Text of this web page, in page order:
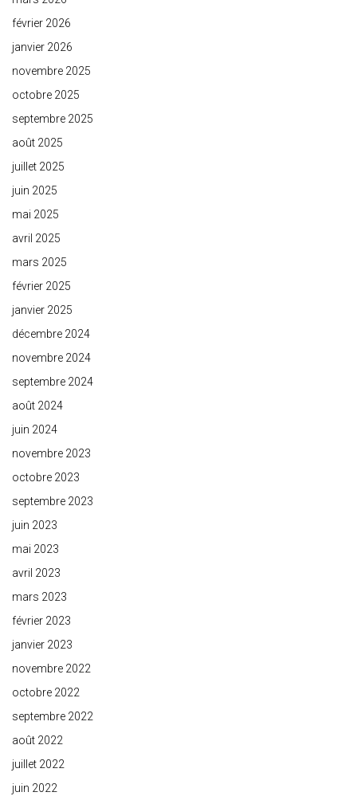
février 2026
janvier 2026
novembre 2025
octobre 2025
septembre 2025
août 2025
juillet 2025
juin 2025
mai 2025
avril 2025
mars 2025
février 2025
janvier 2025
décembre 2024
novembre 2024
septembre 2024
août 2024
juin 2024
novembre 2023
octobre 2023
septembre 2023
juin 2023
mai 2023
avril 2023
mars 2023
février 2023
janvier 2023
novembre 2022
octobre 2022
septembre 2022
août 2022
juillet 2022
juin 2022